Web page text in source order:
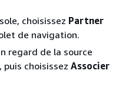
choisissez Partner
de navigation.
regard de la source
puis choisissez Associer